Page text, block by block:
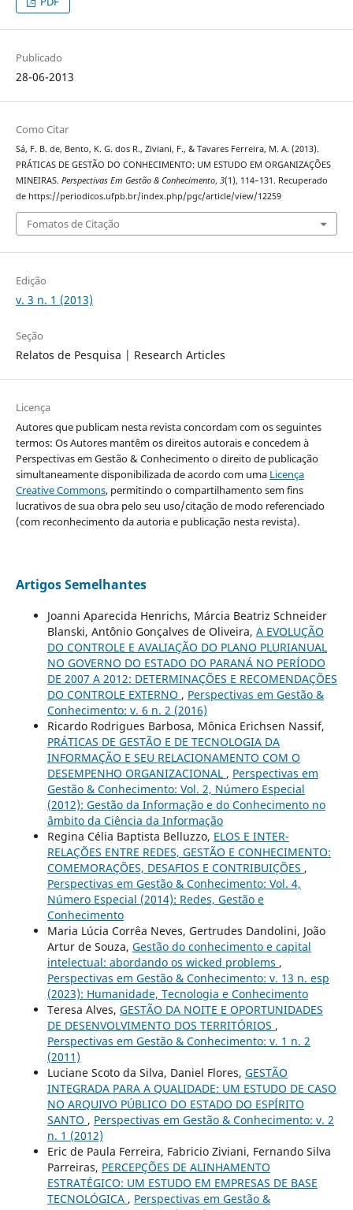
Publicado
28-06-2013
Como Citar
Sá, F. B. de, Bento, K. G. dos R., Ziviani, F., & Tavares Ferreira, M. A. (2013).
PRÁTICAS DE GESTÃO DO CONHECIMENTO: UM ESTUDO EM ORGANIZAÇÕES
MINEIRAS. Perspectivas Em Gestão & Conhecimento, 3(1), 114–131. Recuperado
de https://periodicos.ufpb.br/index.php/pgc/article/view/12259
Fomatos de Citação
Edição
v. 3 n. 1 (2013)
Seção
Relatos de Pesquisa | Research Articles
Licença
Autores que publicam nesta revista concordam com os seguintes
termos: Os Autores mantêm os direitos autorais e concedem à
Perspectivas em Gestão & Conhecimento o direito de publicação
simultaneamente disponibilizada de acordo com uma Licença
Creative Commons, permitindo o compartilhamento sem fins
lucrativos de sua obra pelo seu uso/citação de modo referenciado
(com reconhecimento da autoria e publicação nesta revista).
Artigos Semelhantes
Joanni Aparecida Henrichs, Márcia Beatriz Schneider
Blanski, Antônio Gonçalves de Oliveira, A EVOLUÇÃO
DO CONTROLE E AVALIAÇÃO DO PLANO PLURIANUAL
NO GOVERNO DO ESTADO DO PARANÁ NO PERÍODO
DE 2007 A 2012: DETERMINAÇÕES E RECOMENDAÇÕES
DO CONTROLE EXTERNO , Perspectivas em Gestão &
Conhecimento: v. 6 n. 2 (2016)
Ricardo Rodrigues Barbosa, Mônica Erichsen Nassif,
PRÁTICAS DE GESTÃO E DE TECNOLOGIA DA
INFORMAÇÃO E SEU RELACIONAMENTO COM O
DESEMPENHO ORGANIZACIONAL , Perspectivas em
Gestão & Conhecimento: Vol. 2, Número Especial
(2012): Gestão da Informação e do Conhecimento no
âmbito da Ciência da Informação
Regina Célia Baptista Belluzzo, ELOS E INTER-
RELAÇÕES ENTRE REDES, GESTÃO E CONHECIMENTO:
COMEMORAÇÕES, DESAFIOS E CONTRIBUIÇÕES ,
Perspectivas em Gestão & Conhecimento: Vol. 4,
Número Especial (2014): Redes, Gestão e
Conhecimento
Maria Lúcia Corrêa Neves, Gertrudes Dandolini, João
Artur de Souza, Gestão do conhecimento e capital
intelectual: abordando os wicked problems ,
Perspectivas em Gestão & Conhecimento: v. 13 n. esp
(2023): Humanidade, Tecnologia e Conhecimento
Teresa Alves, GESTÃO DA NOITE E OPORTUNIDADES
DE DESENVOLVIMENTO DOS TERRITÓRIOS ,
Perspectivas em Gestão & Conhecimento: v. 1 n. 2
(2011)
Luciane Scoto da Silva, Daniel Flores, GESTÃO
INTEGRADA PARA A QUALIDADE: UM ESTUDO DE CASO
NO ARQUIVO PÚBLICO DO ESTADO DO ESPÍRITO
SANTO , Perspectivas em Gestão & Conhecimento: v. 2
n. 1 (2012)
Eric de Paula Ferreira, Fabricio Ziviani, Fernando Silva
Parreiras, PERCEPÇÕES DE ALINHAMENTO
ESTRATÉGICO: UM ESTUDO EM EMPRESAS DE BASE
TECNOLÓGICA , Perspectivas em Gestão &